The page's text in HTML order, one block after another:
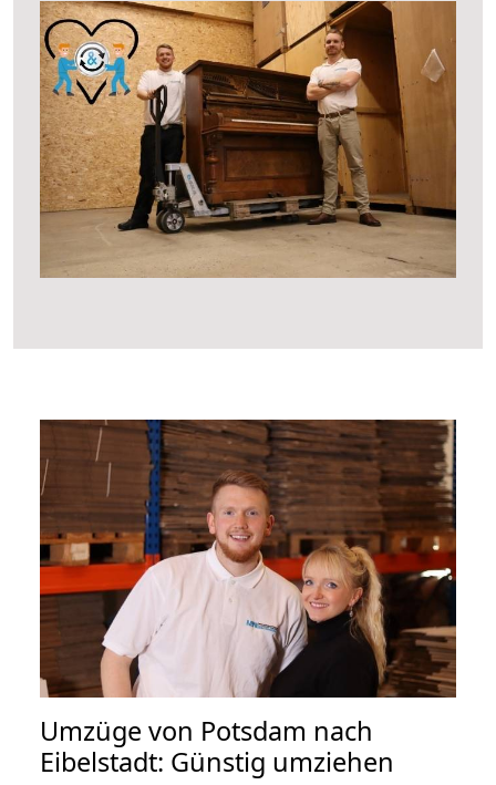
Umzüge von Potsdam nach
Eibelstadt: Günstig umziehen